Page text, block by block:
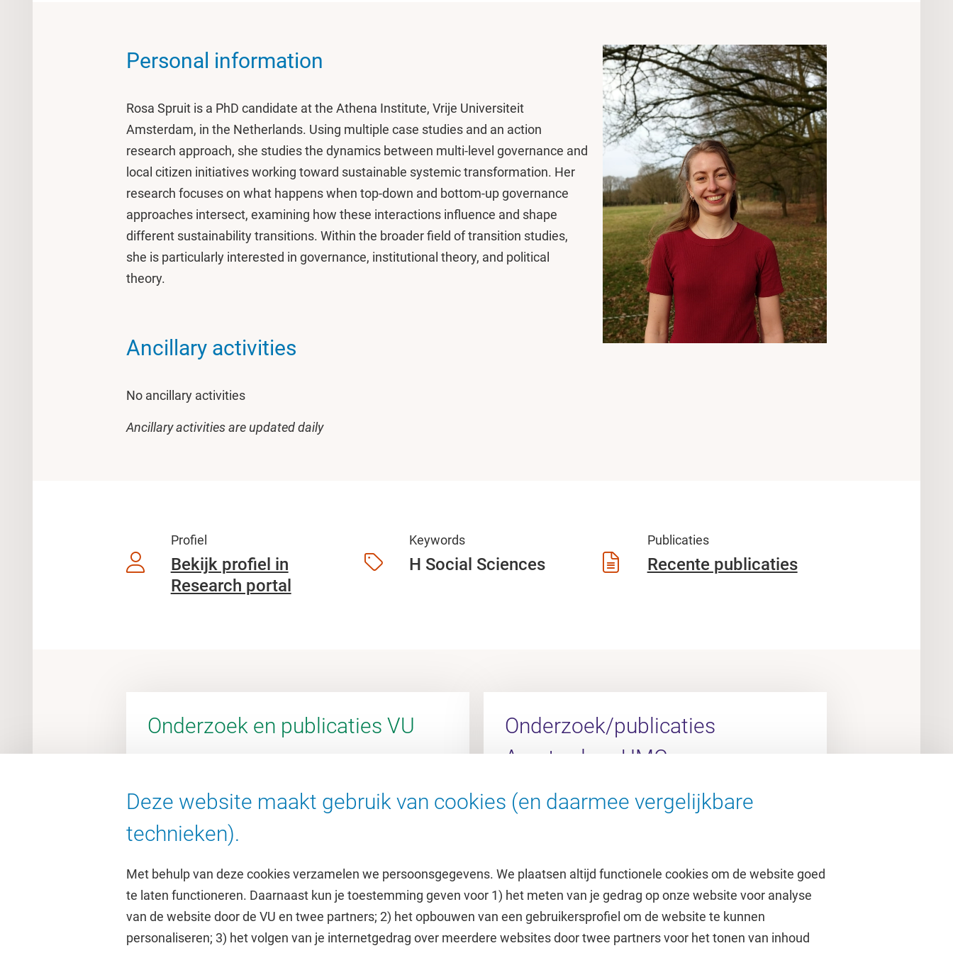
Personal information
Rosa Spruit is a PhD candidate at the Athena Institute, Vrije Universiteit
Amsterdam, in the Netherlands. Using multiple case studies and an action
research approach, she studies the dynamics between multi-level governance and
local citizen initiatives working toward sustainable systemic transformation. Her
research focuses on what happens when top-down and bottom-up governance
approaches intersect, examining how these interactions influence and shape
different sustainability transitions. Within the broader field of transition studies,
she is particularly interested in governance, institutional theory, and political
theory.
Ancillary activities
No ancillary activities
Ancillary activities are updated daily
Profiel
Bekijk profiel in
Research portal
Keywords
H Social Sciences
Publicaties
Recente publicaties
Onderzoek en publicaties VU
Ga naar de VU Research Portal
Onderzoek/publicaties
Amsterdam UMC
Ga naar de AUMC Research Portal
Deze website maakt gebruik van cookies (en daarmee vergelijkbare
technieken).
Met behulp van deze cookies verzamelen we persoonsgegevens. We plaatsen altijd functionele cookies om de website goed
te laten functioneren. Daarnaast kun je toestemming geven voor 1) het meten van je gedrag op onze website voor analyse
van de website door de VU en twee partners; 2) het opbouwen van een gebruikersprofiel om de website te kunnen
personaliseren; 3) het volgen van je internetgedrag over meerdere websites door twee partners voor het tonen van inhoud